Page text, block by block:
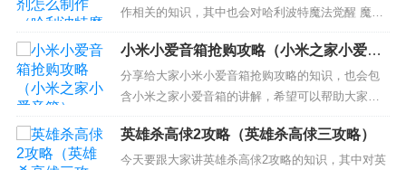
4》流程：主线流程第一幕 游戏 开始后首先决定
角...
作相关的知识，其中也会对哈利波特魔法觉醒 魔药
配方一并介绍，如果能碰巧解决你现在面临的问
题，别忘了关注本站，现在开始吧！ 本文目录一
览： 1、哈利波特魔法觉醒魔药制作方法 哈利波特
魔法觉醒魔药如何制作 2、《哈利波特》中的复方汤
剂的原料有哪些？ 3...
小米小爱音箱抢购攻略（小米之家小爱音
箱）
分享给大家小米小爱音箱抢购攻略的知识，也会包
含小米之家小爱音箱的讲解，希望可以帮助大家解
决现在的问题！ 本文目录一览： 1、小爱音响在购
入时，应该去哪里了解购买这些东西的知识？ 2、小
爱音箱怎么使用（选购小爱音箱） 3、可以帮忙去小
英雄杀高俅2攻略（英雄杀高俅三攻略）
今天要跟大家讲英雄杀高俅2攻略的知识，其中对英